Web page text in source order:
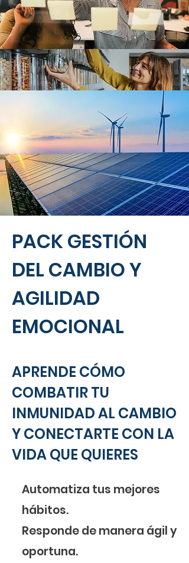
PACK GESTIÓN
DEL CAMBIO Y
AGILIDAD
EMOCIONAL
APRENDE CÓMO
COMBATIR TU
INMUNIDAD AL CAMBIO
Y CONECTARTE CON LA
VIDA QUE QUIERES
Automatiza tus mejores
hábitos.
Responde de manera ágil y
oportuna.